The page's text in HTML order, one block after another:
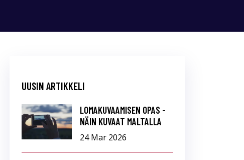
UUSIN ARTIKKELI
LOMAKUVAAMISEN OPAS -
NÄIN KUVAAT MALTALLA
24 Mar 2026